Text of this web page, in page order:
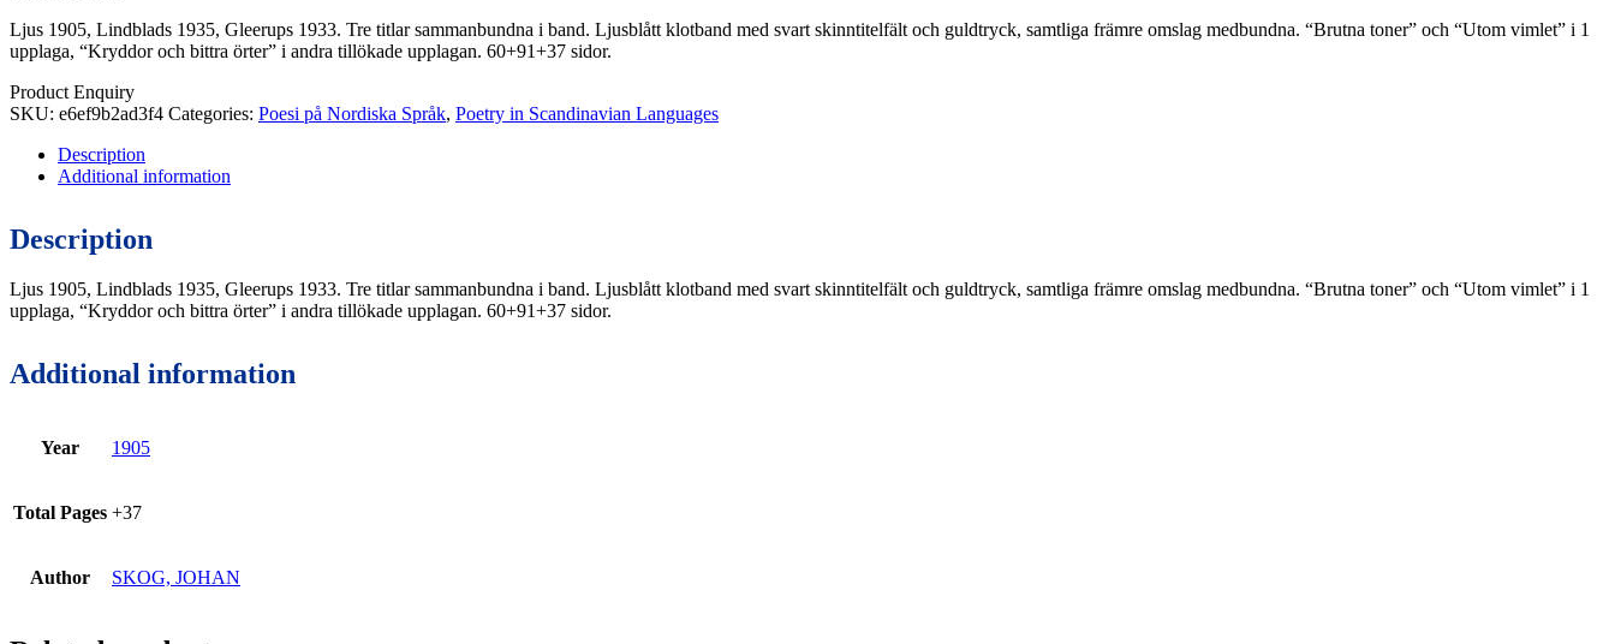
Ljus 1905, Lindblads 1935, Gleerups 1933. Tre titlar sammanbundna i band. Ljusblått klotband med svart skinntitelfält och guldtryck, samtliga främre omslag medbundna. “Brutna toner” och “Utom vimlet” i 1
upplaga, “Kryddor och bittra örter” i andra tillökade upplagan. 60+91+37 sidor.
Product Enquiry
SKU: e6ef9b2ad3f4 Categories: Poesi på Nordiska Språk, Poetry in Scandinavian Languages
Description
Additional information
Description
Ljus 1905, Lindblads 1935, Gleerups 1933. Tre titlar sammanbundna i band. Ljusblått klotband med svart skinntitelfält och guldtryck, samtliga främre omslag medbundna. “Brutna toner” och “Utom vimlet” i 1
upplaga, “Kryddor och bittra örter” i andra tillökade upplagan. 60+91+37 sidor.
Additional information
Year 1905
Total Pages +37
Author SKOG, JOHAN